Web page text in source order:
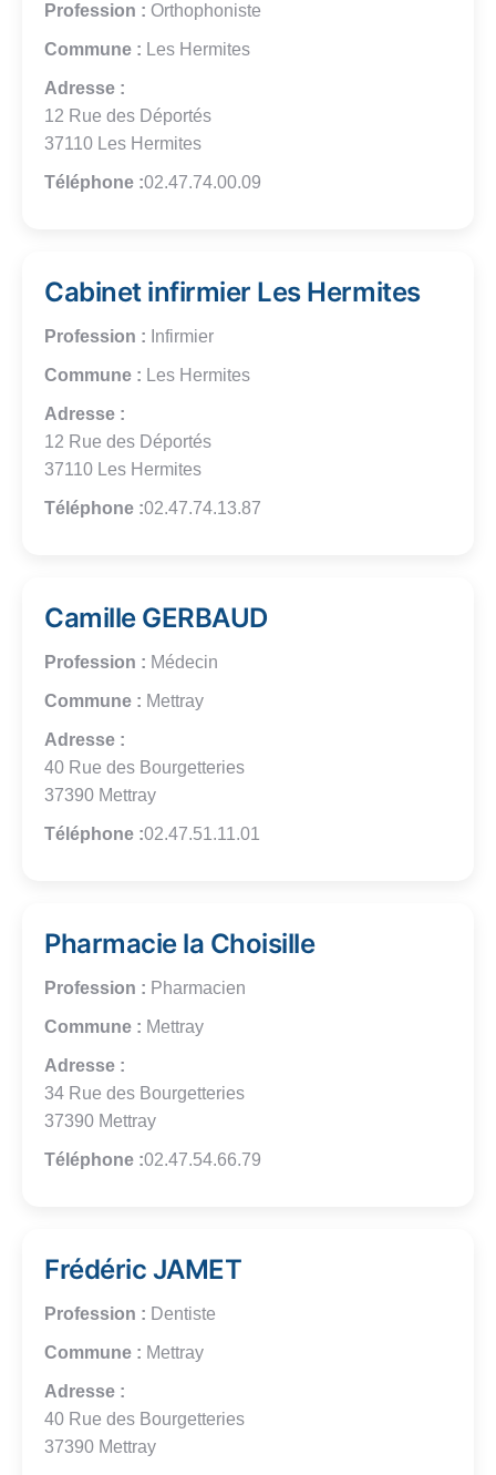
Profession : Orthophoniste
Commune : Les Hermites
Adresse :
12 Rue des Déportés
37110 Les Hermites
Téléphone :02.47.74.00.09
Cabinet infirmier Les Hermites
Profession : Infirmier
Commune : Les Hermites
Adresse :
12 Rue des Déportés
37110 Les Hermites
Téléphone :02.47.74.13.87
Camille GERBAUD
Profession : Médecin
Commune : Mettray
Adresse :
40 Rue des Bourgetteries
37390 Mettray
Téléphone :02.47.51.11.01
Pharmacie la Choisille
Profession : Pharmacien
Commune : Mettray
Adresse :
34 Rue des Bourgetteries
37390 Mettray
Téléphone :02.47.54.66.79
Frédéric JAMET
Profession : Dentiste
Commune : Mettray
Adresse :
40 Rue des Bourgetteries
37390 Mettray